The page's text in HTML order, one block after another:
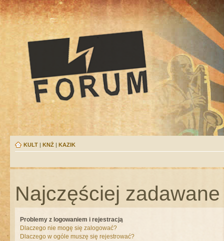
KULT | KNŻ | KAZIK
Najczęściej
Problemy z logowaniem i rejestracją
Dlaczego nie mogę się zalogować?
Dlaczego w ogóle muszę się rejestrować?